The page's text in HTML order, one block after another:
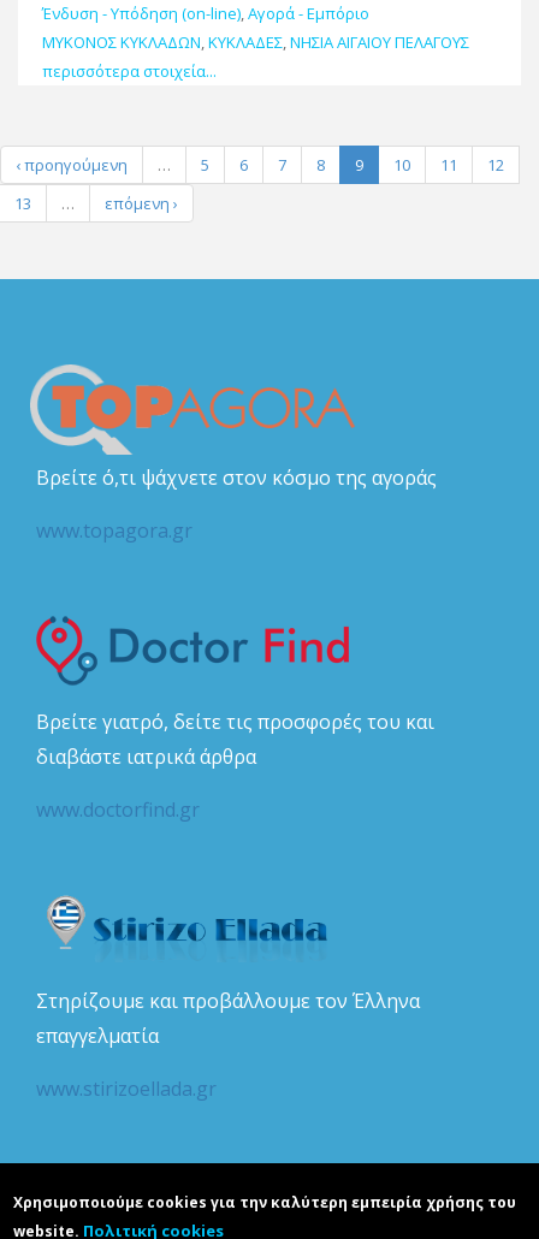
Ένδυση - Υπόδηση (on-line),Αγορά - Εμπόριο
ΜΥΚΟΝΟΣ ΚΥΚΛΑΔΩΝ,ΚΥΚΛΑΔΕΣ,ΝΗΣΙΑ ΑΙΓΑΙΟΥ ΠΕΛΑΓΟΥΣ
περισσότερα στοιχεία...
‹ προηγούμενη … 5 6 7 8 9 10 11
12
13
… επόμενη ›
Βρείτε ό,τι ψάχνετε στον κόσμο της αγοράς
www.topagora.gr
Βρείτε γιατρό, δείτε τις προσφορές του και
διαβάστε ιατρικά άρθρα
www.doctorfind.gr
Στηρίζουμε και προβάλλουμε τον Έλληνα
επαγγελματία
www.stirizoellada.gr
Χρησιμοποιούμε cookies για την καλύτερη εμπειρία χρήσης του
website. Πολιτική cookies